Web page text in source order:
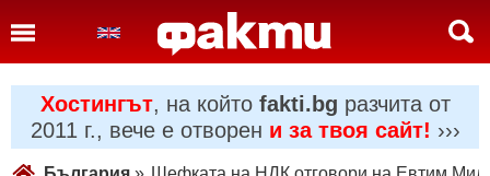
Хостингът, на който fakti.bg разчита от
2011 г., вече е отворен и за твоя сайт! ›››